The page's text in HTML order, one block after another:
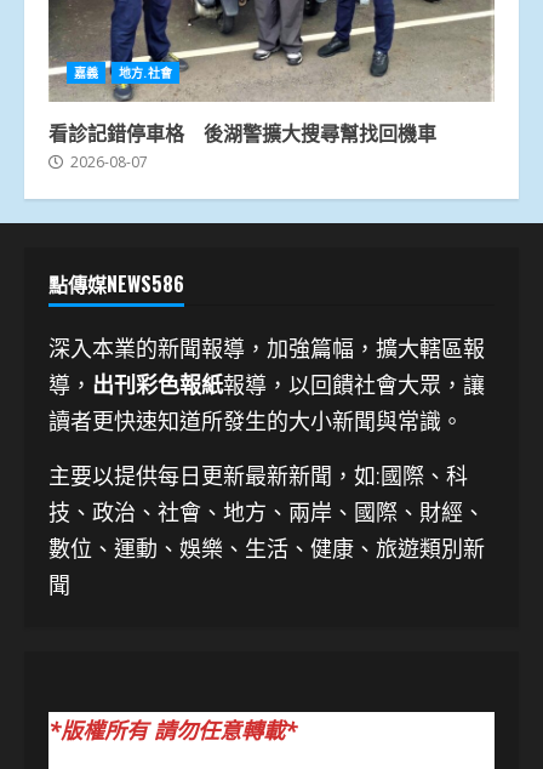
嘉義 地方.社會
看診記錯停車格 後湖警擴大搜尋幫找回機車
2026-08-07
點傳媒NEWS586
深入本業的新聞報導，加強篇幅，擴大轄區報
導， 出刊彩色報紙報導，以回饋社會大眾，讓
讀者更快速知道所發生的大小新聞與常識。
主要以提供每日更新最新新聞 ，如:國際、科
技、 政治、社會、地方、兩岸、國際、財經、
數位、運動、娛樂、生活、健康、旅遊類別新
聞
*版權所有 請勿任意轉載*